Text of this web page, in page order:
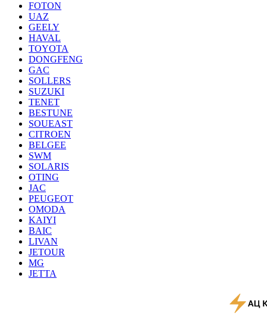
FOTON
UAZ
GEELY
HAVAL
TOYOTA
DONGFENG
GAC
SOLLERS
SUZUKI
TENET
BESTUNE
SOUEAST
CITROEN
BELGEE
SWM
SOLARIS
OTING
JAC
PEUGEOT
OMODA
KAIYI
BAIC
LIVAN
JETOUR
MG
JETTA